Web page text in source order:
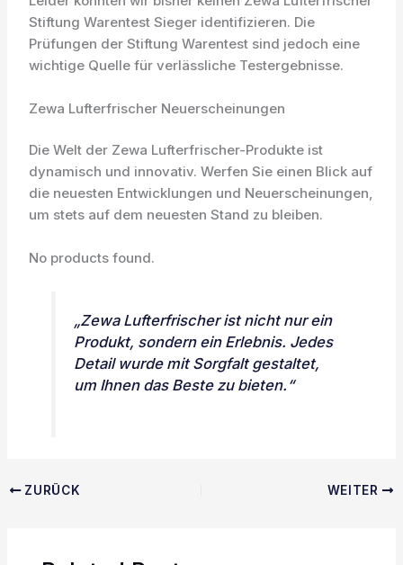
Stiftung Warentest Sieger identifizieren. Die
Prüfungen der Stiftung Warentest sind jedoch eine
wichtige Quelle für verlässliche Testergebnisse.
Zewa Lufterfrischer Neuerscheinungen
Die Welt der Zewa Lufterfrischer-Produkte ist
dynamisch und innovativ. Werfen Sie einen Blick auf
die neuesten Entwicklungen und Neuerscheinungen,
um stets auf dem neuesten Stand zu bleiben.
No products found.
„Zewa Lufterfrischer ist nicht nur ein
Produkt, sondern ein Erlebnis. Jedes
Detail wurde mit Sorgfalt gestaltet,
um Ihnen das Beste zu bieten.“
ZURÜCK WEITER